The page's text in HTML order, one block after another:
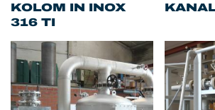
KOLOM IN INOX
316 TI